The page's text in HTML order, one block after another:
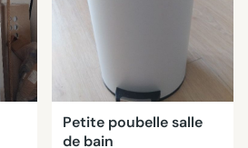
Petite poubelle salle
de bain